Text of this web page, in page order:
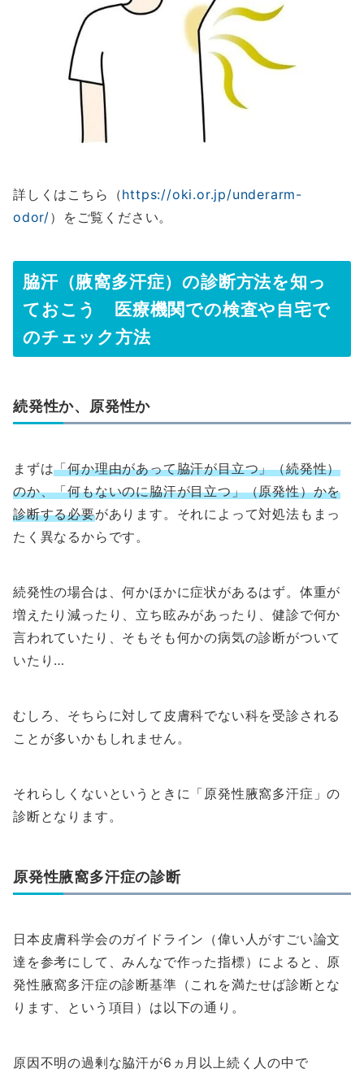
詳しくはこちら（https://oki.or.jp/underarm-
odor/）をご覧ください。
脇汗（腋窩多汗症）の診断方法を知っ
ておこう 医療機関での検査や自宅で
のチェック方法
続発性か、原発性か
まずは「何か理由があって脇汗が目立つ」（続発性）
のか、「何もないのに脇汗が目立つ」（原発性）かを
診断する必要があります。それによって対処法もまっ
たく異なるからです。
続発性の場合は、何かほかに症状があるはず。体重が
増えたり減ったり、立ち眩みがあったり、健診で何か
言われていたり、そもそも何かの病気の診断がついて
いたり…
むしろ、そちらに対して皮膚科でない科を受診される
ことが多いかもしれません。
それらしくないというときに「原発性腋窩多汗症」の
診断となります。
原発性腋窩多汗症の診断
日本皮膚科学会のガイドライン（偉い人がすごい論文
達を参考にして、みんなで作った指標）によると、原
発性腋窩多汗症の診断基準（これを満たせば診断とな
ります、という項目）は以下の通り。
原因不明の過剰な脇汗が6ヵ月以上続く人の中で